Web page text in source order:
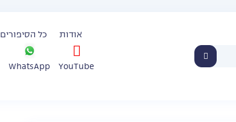
אודות כל הסיפורים
YouTube
WhatsApp